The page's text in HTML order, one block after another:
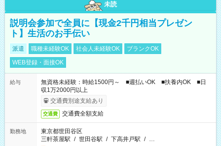
未読
説明会参加で全員に【現金2千円相当プレゼン
ト】生活のお手伝い
派遣 職種未経験OK 社会人未経験OK
ブランクOK
WEB登録・面接OK
給与
無資格未経験：時給1500円～ ■週払いOK ■扶養内OK ■日
収1万2000円以上
交通費別途支給あり
交通費 交通費全額支給
勤務地
東京都世田谷区
三軒茶屋駅 / 世田谷駅 / 下高井戸駅 / …